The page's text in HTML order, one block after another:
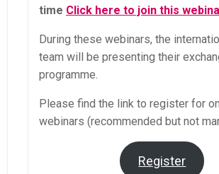
time Click here to join this
During these webinars, the
team will be presenting their
programme.
Please find the link to register for
webinars (recommended but not
Register